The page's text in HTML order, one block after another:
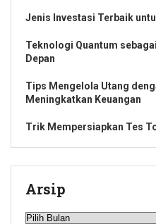
Jenis Investasi Terbaik
Teknologi Quantum
Depan
Tips Mengelola Utang
Meningkatkan Keuangan
Trik Mempersiapkan Tes
Arsip
Arsip